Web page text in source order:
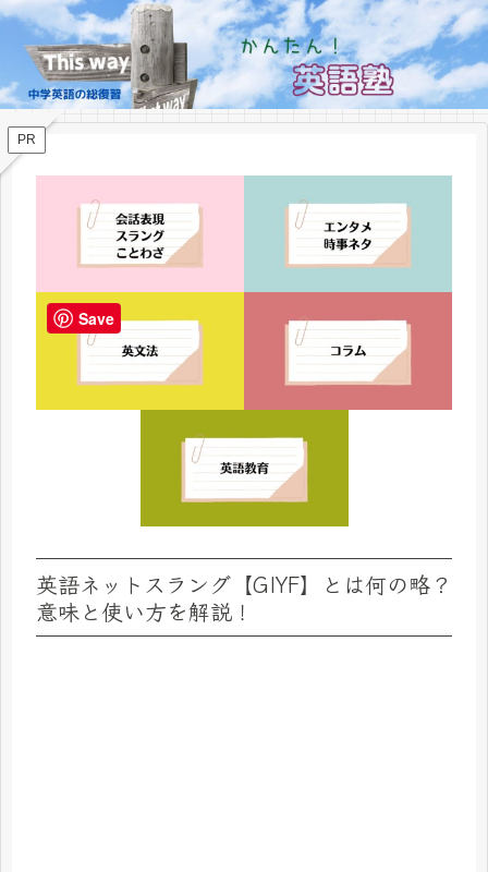
PR
英語ネットスラング【GIYF】とは何の略？
意味と使い方を解説！
Save